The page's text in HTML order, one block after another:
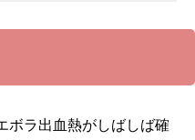
ボラ出血熱がしばしば確